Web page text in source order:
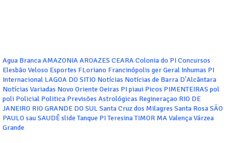
Agua BrancaAMAZONIAAROAZES CEARAColonia do PIConcursos
Elesbão Veloso Esportes FLoriano Francinópolis gerGeral Inhumas PI
Internacional LAGOA DO SITIO Notícias Notícias de Barra D'Alcântara
Notícias Variadas Novo Oriente Oeiras PIpiaui Picos PIMENTEIRAS pol
poli Policial Politica Previsões Astrológicas Regineraçao RIO DE
JANEIRO RIO GRANDE DO SUL Santa Cruz dos Milagres Santa RosaSÃO
PAULOsauSAUDÊslide Tanque PITeresinaTIMOR MAValençaVárzea
Grande